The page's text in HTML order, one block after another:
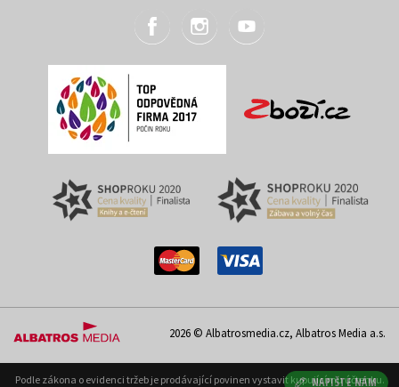
NAPIŠTE NÁM
2026 © Albatrosmedia.cz, Albatros Media a.s.
Podle zákona o evidenci tržeb je prodávající povinen vystavit kupujícímu účtenku.